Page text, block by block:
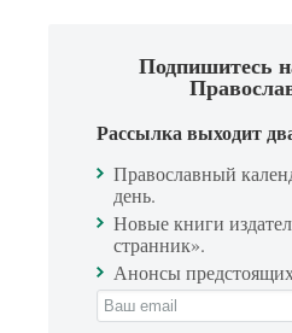
Подпишитесь
Рассылка выходит
Православный
день.
Новые книги
странник».
Анонсы